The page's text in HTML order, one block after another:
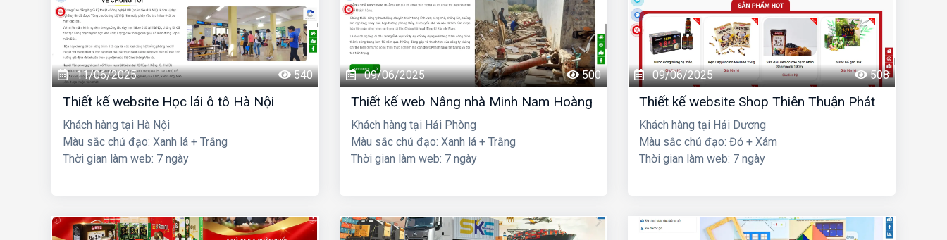
11/06/2025 540
Thiết kế website Học lái ô tô Hà Nội
Khách hàng tại Hà Nội
Màu sắc chủ đạo: Xanh lá + Trắng
Thời gian làm web: 7 ngày
09/06/2025 500
Thiết kế web Nâng nhà Minh Nam Hoàng
Khách hàng tại Hải Phòng
Màu sắc chủ đạo: Xanh lá + Trắng
Thời gian làm web: 7 ngày
09/06/2025 508
Thiết kế website Shop Thiên Thuận Phát
Khách hàng tại Hải Dương
Màu sắc chủ đạo: Đỏ + Xám
Thời gian làm web: 7 ngày